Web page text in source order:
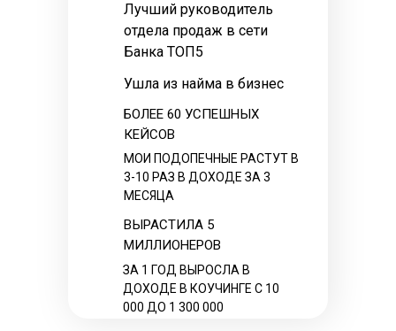
Лучший руководитель
отдела продаж в сети
Банка ТОП5
Ушла из найма в бизнес
БОЛЕЕ 60 УСПЕШНЫХ
КЕЙСОВ
МОИ ПОДОПЕЧНЫЕ РАСТУТ В
3-10 РАЗ В ДОХОДЕ ЗА 3
МЕСЯЦА
ВЫРАСТИЛА 5
МИЛЛИОНЕРОВ
ЗА 1 ГОД ВЫРОСЛА В
ДОХОДЕ В КОУЧИНГЕ С 10
000 ДО 1 300 000